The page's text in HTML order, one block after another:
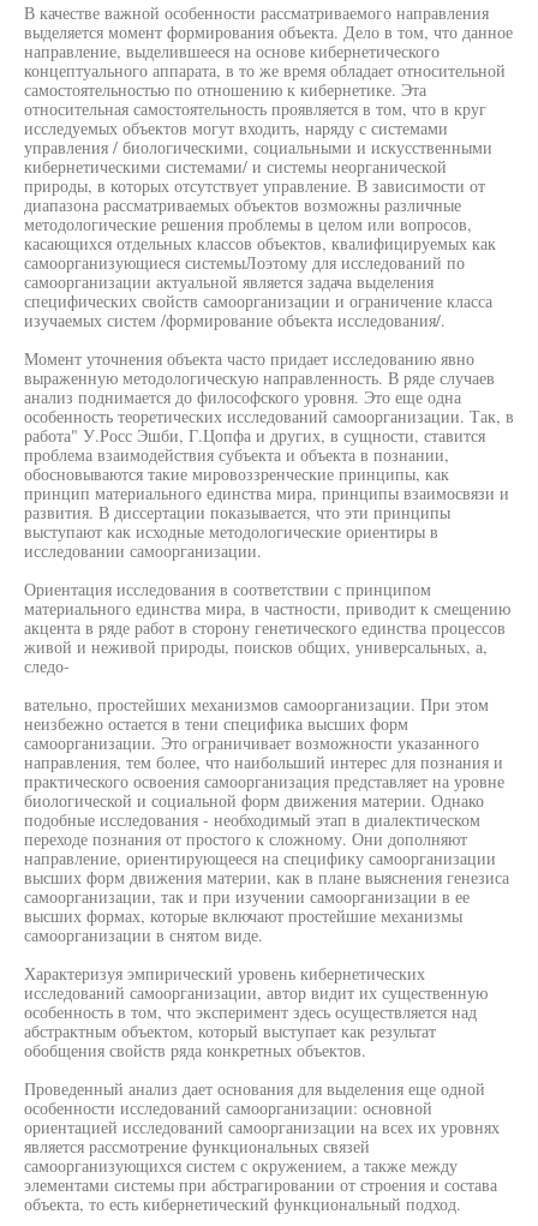
В качестве важной особенности рассматриваемого направления
выделяется момент формирования объекта. Дело в том, что данное
направление, выделившееся на основе кибернетического
концептуального аппарата, в то же время обладает относительной
самостоятельностью по отношению к кибернетике. Эта
относительная самостоятельность проявляется в том, что в круг
исследуемых объектов могут входить, наряду с системами
управления / биологическими, социальными и искусственными
кибернетическими системами/ и системы неорганической
природы, в которых отсутствует управление. В зависимости от
диапазона рассматриваемых объектов возможны различные
методологические решения проблемы в целом или вопросов,
касающихся отдельных классов объектов, квалифицируемых как
самоорганизующиеся системыЛоэтому для исследований по
самоорганизации актуальной является задача выделения
специфических свойств самоорганизации и ограничение класса
изучаемых систем /формирование объекта исследования/.
Момент уточнения объекта часто придает исследованию явно
выраженную методологическую направленность. В ряде случаев
анализ поднимается до философского уровня. Это еще одна
особенность теоретических исследований самоорганизации. Так, в
работа" У.Росс Эшби, Г.Цопфа и других, в сущности, ставится
проблема взаимодействия субъекта и объекта в познании,
обосновываются такие мировоззренческие принципы, как
принцип материального единства мира, принципы взаимосвязи и
развития. В диссертации показывается, что эти принципы
выступают как исходные методологические ориентиры в
исследовании самоорганизации.
Ориентация исследования в соответствии с принципом
материального единства мира, в частности, приводит к смещению
акцента в ряде работ в сторону генетического единства процессов
живой и неживой природы, поисков общих, универсальных, а,
следо-
вательно, простейших механизмов самоорганизации. При этом
неизбежно остается в тени специфика высших форм
самоорганизации. Это ограничивает возможности указанного
направления, тем более, что наибольший интерес для познания и
практического освоения самоорганизация представляет на уровне
биологической и социальной форм движения материи. Однако
подобные исследования - необходимый этап в диалектическом
переходе познания от простого к сложному. Они дополняют
направление, ориентирующееся на специфику самоорганизации
высших форм движения материи, как в плане выяснения генезиса
самоорганизации, так и при изучении самоорганизации в ее
высших формах, которые включают простейшие механизмы
самоорганизации в снятом виде.
Характеризуя эмпирический уровень кибернетических
исследований самоорганизации, автор видит их существенную
особенность в том, что эксперимент здесь осуществляется над
абстрактным объектом, который выступает как результат
обобщения свойств ряда конкретных объектов.
Проведенный анализ дает основания для выделения еще одной
особенности исследований самоорганизации: основной
ориентацией исследований самоорганизации на всех их уровнях
является рассмотрение функциональных связей
самоорганизующихся систем с окружением, а также между
элементами системы при абстрагировании от строения и состава
объекта, то есть кибернетический функциональный подход.